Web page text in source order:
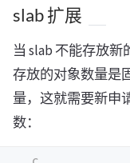
slab 扩展
当 slab 不能存放
存放的对象数量是
量，这就需要新申
数：